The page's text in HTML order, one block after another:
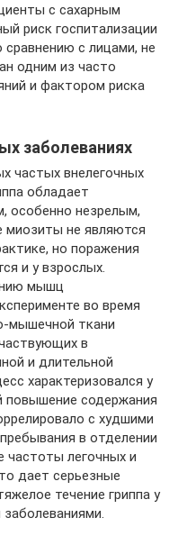
с сахарным
риск госпитализации
с лицами, не
одним из часто
и фактором риска
заболеваниях
частых внелегочных
обладает
особенно незрелым,
миозиты не являются
но поражения
и у взрослых.
мышц
во время
мышечной ткани
в
и длительной
характеризовался у
повышение содержания
с худшими
в отделении
частоты легочных и
дает серьезные
течение гриппа у